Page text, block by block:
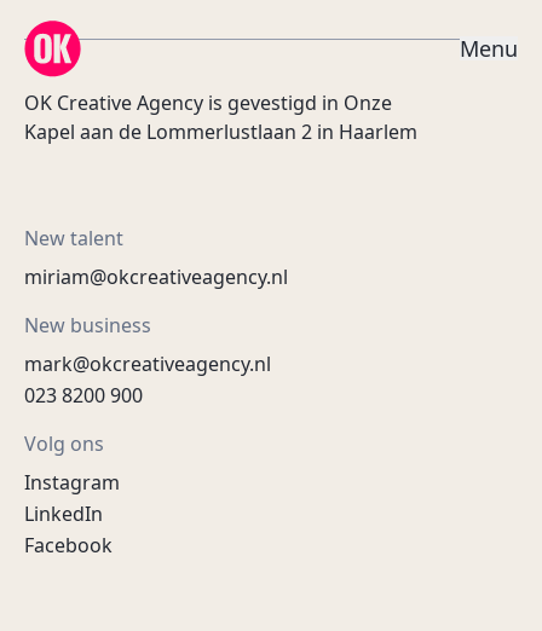
OK Creative Agency
Menu
OK Creative Agency is gevestigd in Onze
Kapel aan de Lommerlustlaan 2 in Haarlem
New talent
miriam@okcreativeagency.nl
New business
mark@okcreativeagency.nl
023 8200 900
Volg ons
Instagram
LinkedIn
Facebook